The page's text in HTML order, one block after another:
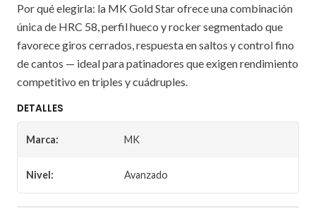
Por qué elegirla: la MK Gold Star ofrece una combinación
única de HRC 58, perfil hueco y rocker segmentado que
favorece giros cerrados, respuesta en saltos y control fino
de cantos — ideal para patinadores que exigen rendimiento
competitivo en triples y cuádruples.
DETALLES
Marca: MK
Nivel: Avanzado